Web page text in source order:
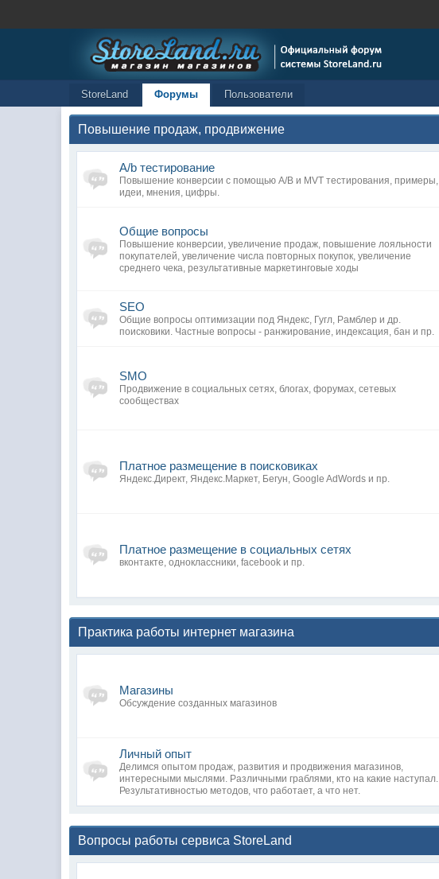
StoreLand Форумы Пользователи
Повышение продаж, продвижение
A/b тестирование
Повышение конверсии с помощью A/B и MVT тестирования, примеры,
идеи, мнения, цифры.
Общие вопросы
Повышение конверсии, увеличение продаж, повышение лояльности
покупателей, увеличение числа повторных покупок, увеличение
среднего чека, результативные маркетинговые ходы
SEO
Общие вопросы оптимизации под Яндекс, Гугл, Рамблер и др.
поисковики. Частные вопросы - ранжирование, индексация, бан и пр.
SMO
Продвижение в социальных сетях, блогах, форумах, сетевых
сообществах
Платное размещение в поисковиках
Яндекс.Директ, Яндекс.Маркет, Бегун, Google AdWords и пр.
Платное размещение в социальных сетях
вконтакте, одноклассники, facebook и пр.
Практика работы интернет магазина
Магазины
Обсуждение созданных магазинов
Личный опыт
Делимся опытом продаж, развития и продвижения магазинов,
интересными мыслями. Различными граблями, кто на какие наступал.
Результативностью методов, что работает, а что нет.
Вопросы работы сервиса StoreLand